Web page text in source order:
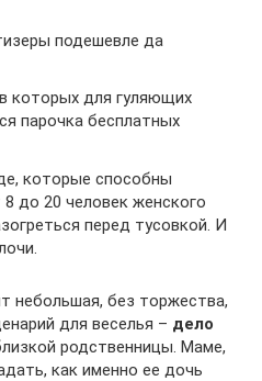
подешевле да
которых для гуляющих
парочка бесплатных
которые способны
до 20 человек женского
перед тусовкой. И
небольшая, без торжества,
для веселья – дело
родственницы. Маме,
как именно ее дочь